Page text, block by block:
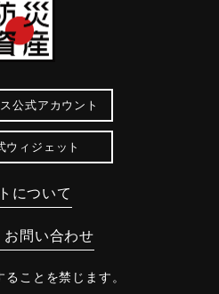
公式アカウント
ウィジェット
について
お問い合わせ
ことを禁じます。